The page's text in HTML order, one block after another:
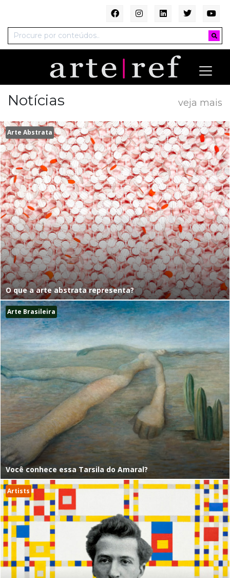
Notícias veja mais
Arte Abstrata
O que a arte abstrata representa?
Arte Brasileira
Você conhece essa Tarsila do Amaral?
Artists